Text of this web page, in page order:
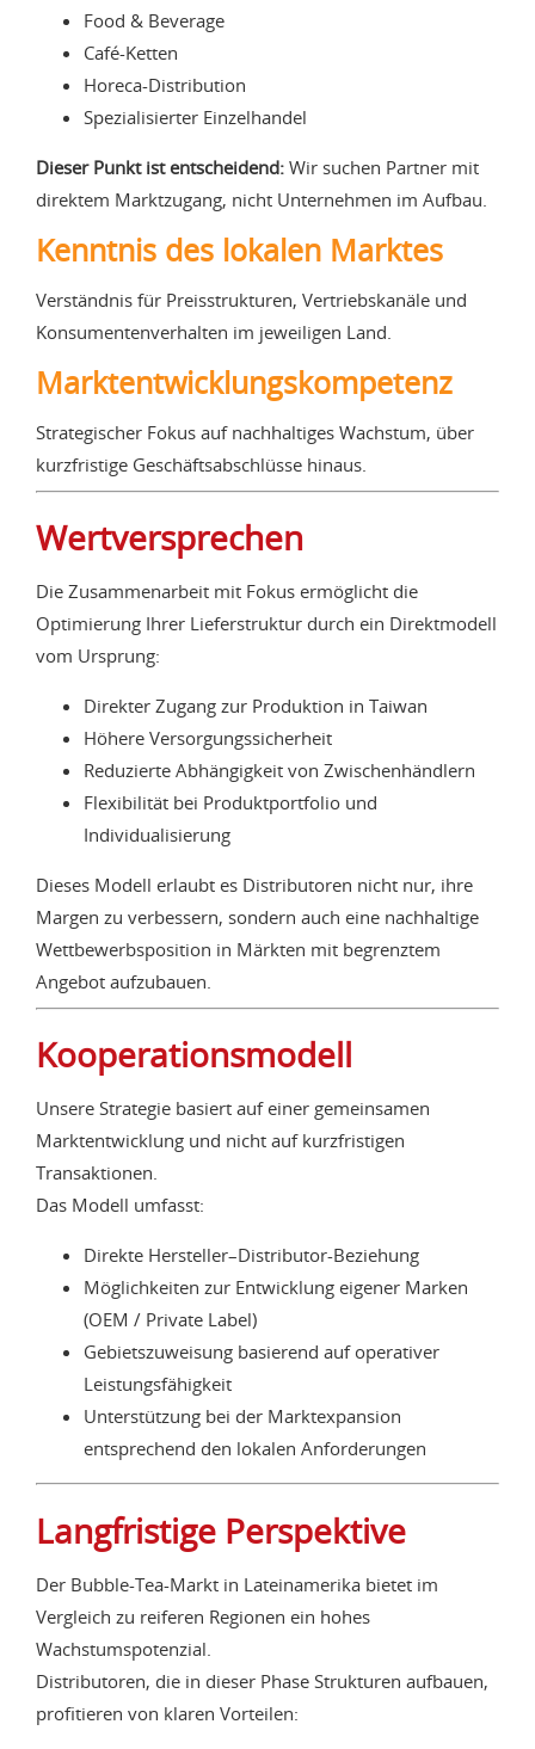
Food & Beverage
Café-Ketten
Horeca-Distribution
Spezialisierter Einzelhandel
Dieser Punkt ist entscheidend: Wir suchen Partner mit
direktem Marktzugang, nicht Unternehmen im Aufbau.
Kenntnis des lokalen Marktes
Verständnis für Preisstrukturen, Vertriebskanäle und
Konsumentenverhalten im jeweiligen Land.
Marktentwicklungskompetenz
Strategischer Fokus auf nachhaltiges Wachstum, über
kurzfristige Geschäftsabschlüsse hinaus.
Wertversprechen
Die Zusammenarbeit mit Fokus ermöglicht die
Optimierung Ihrer Lieferstruktur durch ein Direktmodell
vom Ursprung:
Direkter Zugang zur Produktion in Taiwan
Höhere Versorgungssicherheit
Reduzierte Abhängigkeit von Zwischenhändlern
Flexibilität bei Produktportfolio und
Individualisierung
Dieses Modell erlaubt es Distributoren nicht nur, ihre
Margen zu verbessern, sondern auch eine nachhaltige
Wettbewerbsposition in Märkten mit begrenztem
Angebot aufzubauen.
Kooperationsmodell
Unsere Strategie basiert auf einer gemeinsamen
Marktentwicklung und nicht auf kurzfristigen
Transaktionen.
Das Modell umfasst:
Direkte Hersteller–Distributor-Beziehung
Möglichkeiten zur Entwicklung eigener Marken
(OEM / Private Label)
Gebietszuweisung basierend auf operativer
Leistungsfähigkeit
Unterstützung bei der Marktexpansion
entsprechend den lokalen Anforderungen
Langfristige Perspektive
Der Bubble-Tea-Markt in Lateinamerika bietet im
Vergleich zu reiferen Regionen ein hohes
Wachstumspotenzial.
Distributoren, die in dieser Phase Strukturen aufbauen,
profitieren von klaren Vorteilen: